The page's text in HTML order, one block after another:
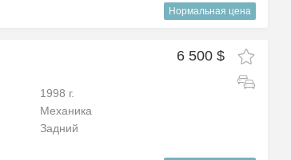
Нормальная цена
6 500 $
1998 г.
Механика
Задний